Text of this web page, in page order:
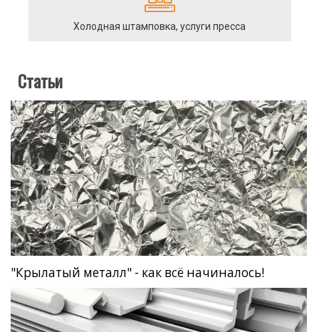
Холодная штамповка, услуги пресса
Статьи
"Крылатый металл" - как всё начиналось!